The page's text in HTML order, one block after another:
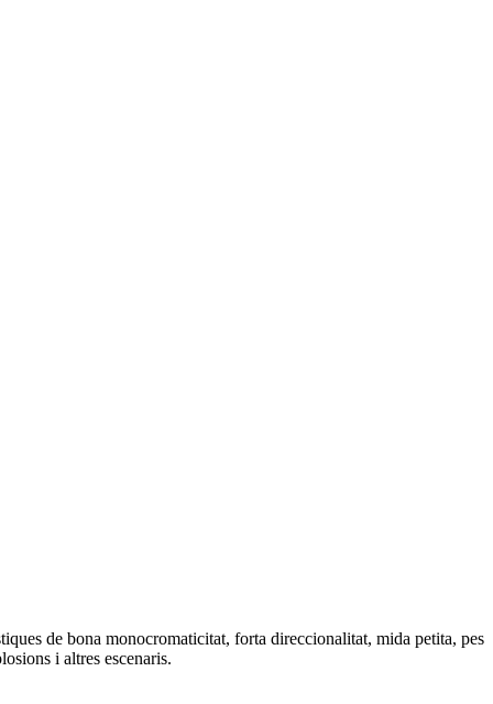
de bona monocromaticitat, forta direccionalitat, mida petita, pes
i altres escenaris.